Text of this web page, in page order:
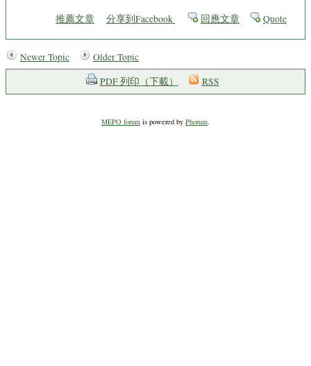
推薦文章 分享到Facebook 回應文章 Quote
Newer Topic
Older Topic
PDF 列印（下載）
RSS
MEPO forum is powered by Phorum.